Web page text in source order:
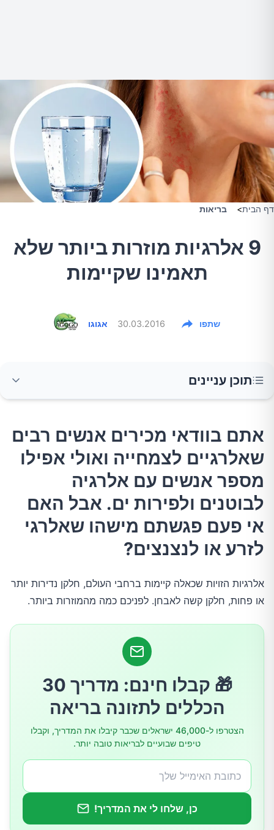
דף הבית> בריאות
9 אלרגיות מוזרות ביותר שלא
תאמינו שקיימות
אגוגו 30.03.2016 שתפו
תוכן עניינים
לצמחייה ואולי אפילו מספר אנשים עם אלרגיה
לבוטנים ולפירות ים. אבל האם אי פעם פגשתם
מישהו שאלרגי לזרע או לנצנצים?
1.נצנצים
2.זרע
3.זיעה/התעמלות
4.מים
8.מגע
אתם בוודאי מכירים אנשים רבים
שאלרגיים לצמחייה ואולי אפילו
מספר אנשים עם אלרגיה
לבוטנים ולפירות ים. אבל האם
אי פעם פגשתם מישהו שאלרגי
לזרע או לנצנצים?
אלרגיות הזויות שכאלה קיימות ברחבי העולם, חלקן נדירות יותר
או פחות, חלקן קשה לאבחן. לפניכם כמה מהמוזרות ביותר.
🎁 קבלו חינם: מדריך 30
הכללים לתזונה בריאה
הצטרפו ל-46,000 ישראלים שכבר קיבלו את המדריך, וקבלו
טיפים שבועיים לבריאות טובה יותר.
כן, שלחו לי את המדריך!